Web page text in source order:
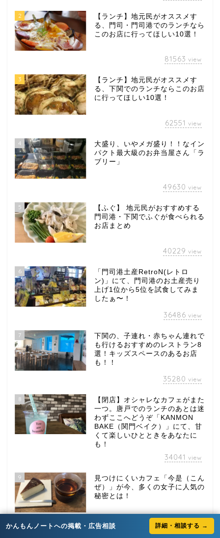
2
【ランチ】地元民がオススメす
る、門司・門司港でのランチなら
このお店に行ってほしい10選！
81563 view
3
【ランチ】地元民がオススメす
る、下関でのランチならこのお店
に行ってほしい10選！
62551 view
4
大盛り、いやメガ盛り！！なイン
パクト最大級のお弁当屋さん「ラ
ブリー」
49630 view
5
【ふぐ】 地元民がおすすめする
門司港・下関でふぐが食べられる
お店まとめ
40229 view
6
「門司港土産RetroN(レトロ
ン)」にて、門司港のお土産売り
上げ1位から5位を試食してみま
したぁ〜！
36486 view
7
下関の、子連れ・赤ちゃん連れで
も行けるおすすめのレストラン8
選！キッズスペースのあるお店
も！！
35280 view
8
【閉店】オシャレなカフェがまた
一つ。唐戸でのランチのあとは迷
わずここへどうぞ「KANMON
BAKE（関門ベイク）」にて、甘
くて楽しいひとときをあなたに
も！
34041 view
9
見つけにくいカフェ「今是（こん
ぜ）」が今、多くの女子に人気の
秘密とは！
32863 view
かんもんノートへの掲載・広告相談 詳細・相談する →